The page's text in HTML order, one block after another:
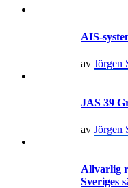
AIS-
av Jörgen
JAS 39
av Jörgen
Allvarlig
Sveriges